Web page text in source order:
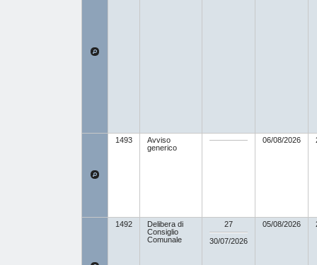
1493
Avviso
generico
06/08/2026
1492
Delibera di
Consiglio
Comunale
27
30/07/2026
05/08/2026